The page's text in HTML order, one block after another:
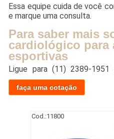
Essa equipe cuida de você
e marque uma consulta.
Para saber mais
cardiológico para
esportivas
Ligue para (11) 2389-1951
faça uma cotação
Cod.:11800